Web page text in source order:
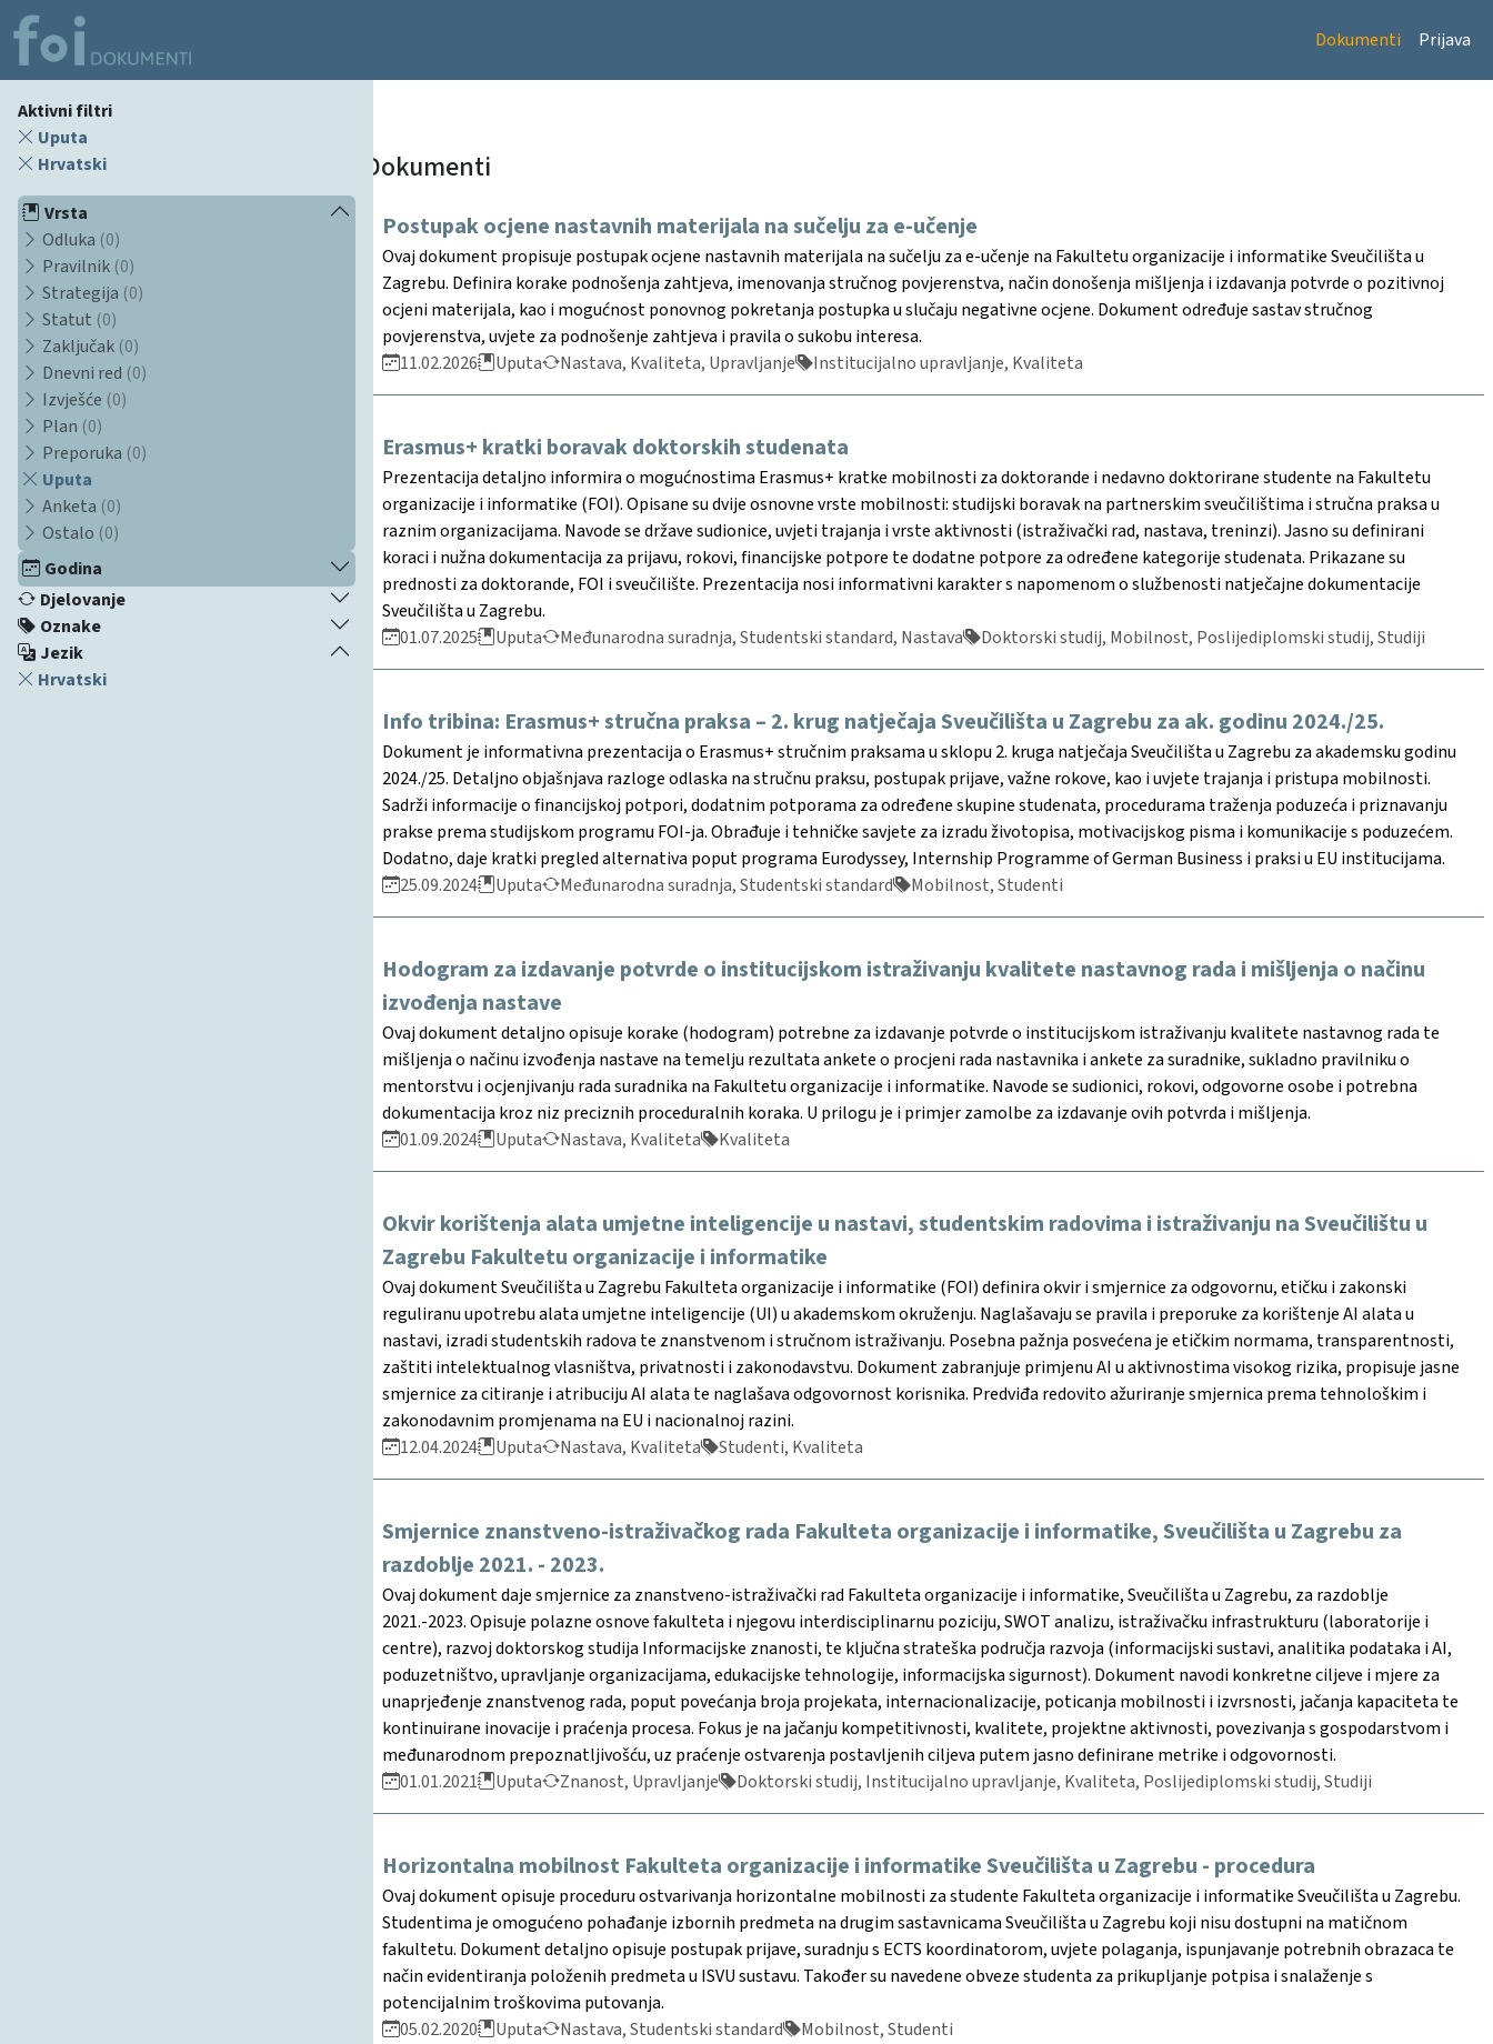
Dokumenti Prijava
Aktivni filtri
Uputa
Hrvatski
Vrsta
Odluka (0)
Pravilnik (0)
Strategija (0)
Statut (0)
Zaključak (0)
Dnevni red (0)
Izvješće (0)
Plan (0)
Preporuka (0)
Uputa
Anketa (0)
Ostalo (0)
Godina
Djelovanje
Oznake
Jezik
Hrvatski
Dokumenti
Postupak ocjene nastavnih materijala na sučelju za e-učenje
Ovaj dokument propisuje postupak ocjene nastavnih materijala na sučelju za e-učenje na Fakultetu organizacije i informatike Sveučilišta u
Zagrebu. Definira korake podnošenja zahtjeva, imenovanja stručnog povjerenstva, način donošenja mišljenja i izdavanja potvrde o pozitivnoj
ocjeni materijala, kao i mogućnost ponovnog pokretanja postupka u slučaju negativne ocjene. Dokument određuje sastav stručnog
povjerenstva, uvjete za podnošenje zahtjeva i pravila o sukobu interesa.
11.02.2026
Uputa Nastava, Kvaliteta, Upravljanje Institucijalno upravljanje, Kvaliteta
Erasmus+ kratki boravak doktorskih studenata
Prezentacija detaljno informira o mogućnostima Erasmus+ kratke mobilnosti za doktorande i nedavno doktorirane studente na Fakultetu
organizacije i informatike (FOI). Opisane su dvije osnovne vrste mobilnosti: studijski boravak na partnerskim sveučilištima i stručna praksa u
raznim organizacijama. Navode se države sudionice, uvjeti trajanja i vrste aktivnosti (istraživački rad, nastava, treninzi). Jasno su definirani
koraci i nužna dokumentacija za prijavu, rokovi, financijske potpore te dodatne potpore za određene kategorije studenata. Prikazane su
prednosti za doktorande, FOI i sveučilište. Prezentacija nosi informativni karakter s napomenom o službenosti natječajne dokumentacije
Sveučilišta u Zagrebu.
01.07.2025
Uputa Međunarodna suradnja, Studentski standard, Nastava Doktorski studij, Mobilnost, Poslijediplomski studij, Studiji
Info tribina: Erasmus+ stručna praksa – 2. krug natječaja Sveučilišta u Zagrebu za ak. godinu 2024./25.
Dokument je informativna prezentacija o Erasmus+ stručnim praksama u sklopu 2. kruga natječaja Sveučilišta u Zagrebu za akademsku godinu
2024./25. Detaljno objašnjava razloge odlaska na stručnu praksu, postupak prijave, važne rokove, kao i uvjete trajanja i pristupa mobilnosti.
Sadrži informacije o financijskoj potpori, dodatnim potporama za određene skupine studenata, procedurama traženja poduzeća i priznavanju
prakse prema studijskom programu FOI-ja. Obrađuje i tehničke savjete za izradu životopisa, motivacijskog pisma i komunikacije s poduzećem.
Dodatno, daje kratki pregled alternativa poput programa Eurodyssey, Internship Programme of German Business i praksi u EU institucijama.
25.09.2024
Uputa Međunarodna suradnja, Studentski standard Mobilnost, Studenti
Hodogram za izdavanje potvrde o institucijskom istraživanju kvalitete nastavnog rada i mišljenja o načinu
izvođenja nastave
Ovaj dokument detaljno opisuje korake (hodogram) potrebne za izdavanje potvrde o institucijskom istraživanju kvalitete nastavnog rada te
mišljenja o načinu izvođenja nastave na temelju rezultata ankete o procjeni rada nastavnika i ankete za suradnike, sukladno pravilniku o
mentorstvu i ocjenjivanju rada suradnika na Fakultetu organizacije i informatike. Navode se sudionici, rokovi, odgovorne osobe i potrebna
dokumentacija kroz niz preciznih proceduralnih koraka. U prilogu je i primjer zamolbe za izdavanje ovih potvrda i mišljenja.
01.09.2024
Uputa Nastava, Kvaliteta Kvaliteta
Okvir korištenja alata umjetne inteligencije u nastavi, studentskim radovima i istraživanju na Sveučilištu u
Zagrebu Fakultetu organizacije i informatike
Ovaj dokument Sveučilišta u Zagrebu Fakulteta organizacije i informatike (FOI) definira okvir i smjernice za odgovornu, etičku i zakonski
reguliranu upotrebu alata umjetne inteligencije (UI) u akademskom okruženju. Naglašavaju se pravila i preporuke za korištenje AI alata u
nastavi, izradi studentskih radova te znanstvenom i stručnom istraživanju. Posebna pažnja posvećena je etičkim normama, transparentnosti,
zaštiti intelektualnog vlasništva, privatnosti i zakonodavstvu. Dokument zabranjuje primjenu AI u aktivnostima visokog rizika, propisuje jasne
smjernice za citiranje i atribuciju AI alata te naglašava odgovornost korisnika. Predviđa redovito ažuriranje smjernica prema tehnološkim i
zakonodavnim promjenama na EU i nacionalnoj razini.
12.04.2024
Uputa Nastava, Kvaliteta Studenti, Kvaliteta
Smjernice znanstveno-istraživačkog rada Fakulteta organizacije i informatike, Sveučilišta u Zagrebu za
razdoblje 2021. - 2023.
Ovaj dokument daje smjernice za znanstveno-istraživački rad Fakulteta organizacije i informatike, Sveučilišta u Zagrebu, za razdoblje
2021.-2023. Opisuje polazne osnove fakulteta i njegovu interdisciplinarnu poziciju, SWOT analizu, istraživačku infrastrukturu (laboratorije i
centre), razvoj doktorskog studija Informacijske znanosti, te ključna strateška područja razvoja (informacijski sustavi, analitika podataka i AI,
poduzetništvo, upravljanje organizacijama, edukacijske tehnologije, informacijska sigurnost). Dokument navodi konkretne ciljeve i mjere za
unaprjeđenje znanstvenog rada, poput povećanja broja projekata, internacionalizacije, poticanja mobilnosti i izvrsnosti, jačanja kapaciteta te
kontinuirane inovacije i praćenja procesa. Fokus je na jačanju kompetitivnosti, kvalitete, projektne aktivnosti, povezivanja s gospodarstvom i
međunarodnom prepoznatljivošću, uz praćenje ostvarenja postavljenih ciljeva putem jasno definirane metrike i odgovornosti.
01.01.2021
Uputa Znanost, Upravljanje Doktorski studij, Institucijalno upravljanje, Kvaliteta, Poslijediplomski studij, Studiji
Horizontalna mobilnost Fakulteta organizacije i informatike Sveučilišta u Zagrebu - procedura
Ovaj dokument opisuje proceduru ostvarivanja horizontalne mobilnosti za studente Fakulteta organizacije i informatike Sveučilišta u Zagrebu.
Studentima je omogućeno pohađanje izbornih predmeta na drugim sastavnicama Sveučilišta u Zagrebu koji nisu dostupni na matičnom
fakultetu. Dokument detaljno opisuje postupak prijave, suradnju s ECTS koordinatorom, uvjete polaganja, ispunjavanje potrebnih obrazaca te
način evidentiranja položenih predmeta u ISVU sustavu. Također su navedene obveze studenta za prikupljanje potpisa i snalaženje s
potencijalnim troškovima putovanja.
05.02.2020
Uputa Nastava, Studentski standard Mobilnost, Studenti